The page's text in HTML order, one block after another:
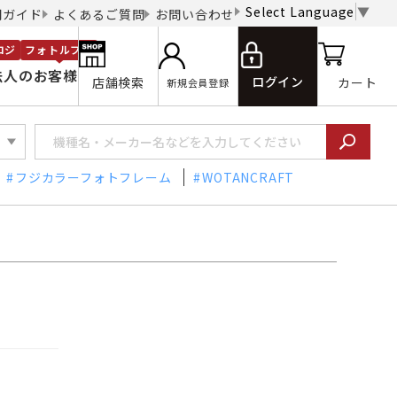
イド よくあるご質問 お問い合わせ Select Language ▼
のお客様
ジ フォトルプロ
店舗検索 新規会員登録 ログイン カート
フジカラーフォトフレーム WOTANCRAFT